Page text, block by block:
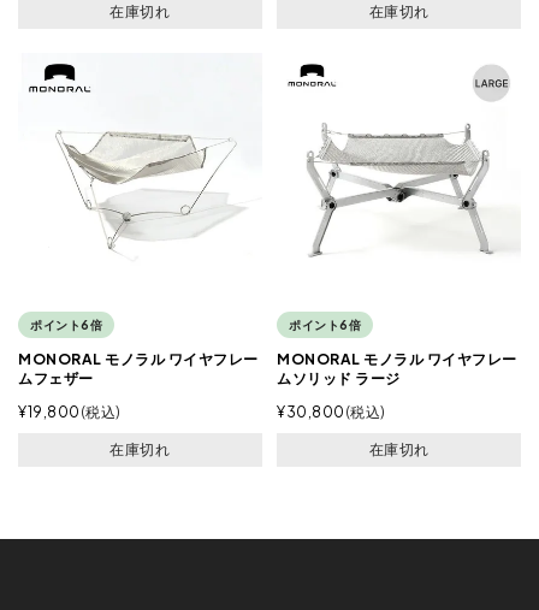
在庫切れ 在庫切れ
ポイント6倍
MONORAL モノラル ワイヤフレー
ムフェザー
¥19,800 税込
在庫切れ
ポイント6倍
MONORAL モノラル ワイヤフレー
ムソリッド ラージ
¥30,800 税込
在庫切れ